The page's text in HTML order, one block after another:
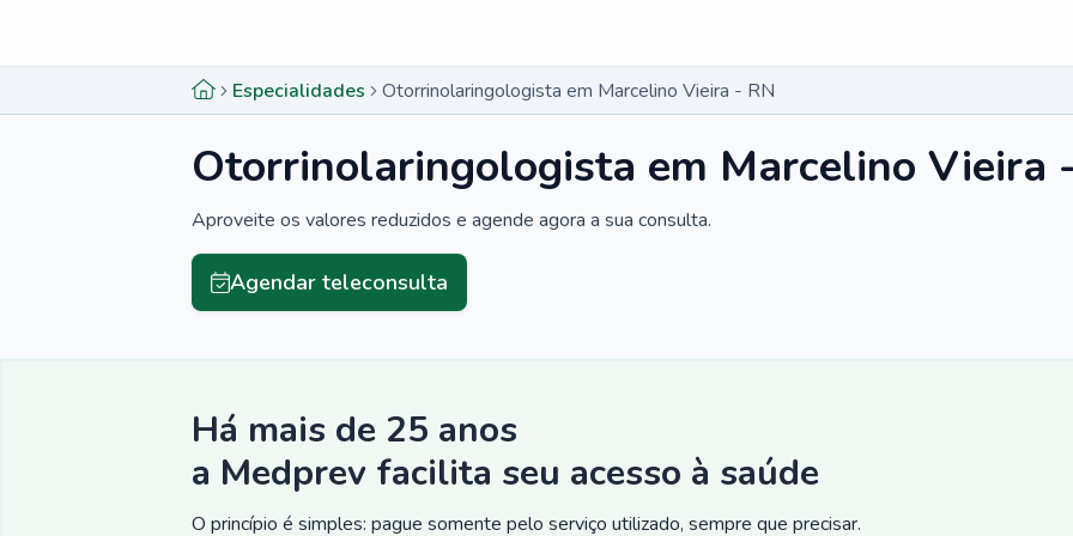
Especialidades Otorrinolaringologista em Marcelino Vieira - RN
Otorrinolaringologista em Marcelino Vieira
Aproveite os valores reduzidos e agende agora a sua consulta.
Agendar teleconsulta
Há mais de 25 anos
a Medprev facilita seu acesso à saúde
O princípio é simples: pague somente pelo serviço utilizado, sempre que precisar.